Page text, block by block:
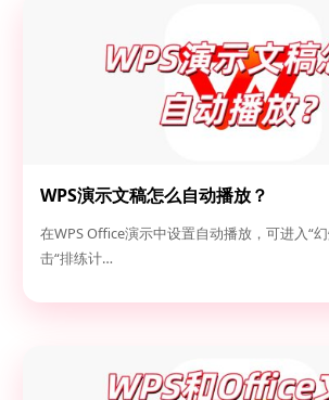
WPS演示文稿怎么自动播放？
在WPS Office演示中设置自动播放，可进入“
击“排练计…